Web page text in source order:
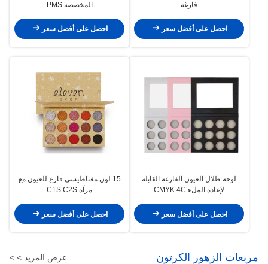
فارغة
احصل على أفضل سعر
المخصصة PMS
احصل على أفضل سعر
لوحة ظلال العيون الفارغة القابلة
لإعادة الملء CMYK 4C
احصل على أفضل سعر
15 لون مغناطيسي فارغ للعيون مع
مرآة C1S C2S
احصل على أفضل سعر
مربعات الزهور الكرتون عرض المزيد > >